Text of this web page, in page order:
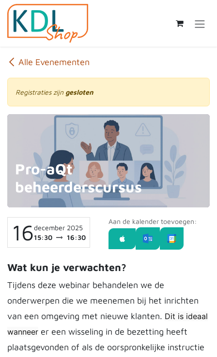
Overslaan naar inhoud
Alle Evenementen
Registraties zijn gesloten
Pro-aQt
beheerderscursus
16december 2025
15:30
16:30
Aan de kalender toevoegen:
Wat kun je verwachten?
Tijdens deze webinar behandelen we de
onderwerpen die we meenemen bij het inrichten
van een omgeving met nieuwe klanten. Dit is ideaal
wanneer er een wisseling in de bezetting heeft
plaatsgevonden of als de oorspronkelijke instructie